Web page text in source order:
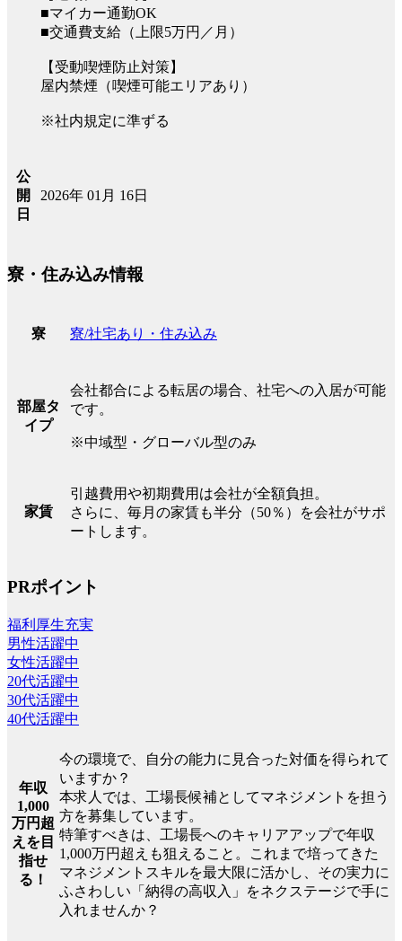
■マイカー通勤OK
■交通費支給（上限5万円／月）
【受動喫煙防止対策】
屋内禁煙（喫煙可能エリアあり）
※社内規定に準ずる
公
開
日
2026年 01月 16日
寮・住み込み情報
寮 寮/社宅あり・住み込み
部屋タ
イプ
会社都合による転居の場合、社宅への入居が可能
です。
※中域型・グローバル型のみ
家賃
引越費用や初期費用は会社が全額負担。
さらに、毎月の家賃も半分（50％）を会社がサポ
ートします。
PRポイント
福利厚生充実
男性活躍中
女性活躍中
20代活躍中
30代活躍中
40代活躍中
年収
1,000
万円超
えを目
指せ
る！
今の環境で、自分の能力に見合った対価を得られて
いますか？
本求人では、工場長候補としてマネジメントを担う
方を募集しています。
特筆すべきは、工場長へのキャリアアップで年収
1,000万円超えも狙えること。これまで培ってきた
マネジメントスキルを最大限に活かし、その実力に
ふさわしい「納得の高収入」をネクステージで手に
入れませんか？